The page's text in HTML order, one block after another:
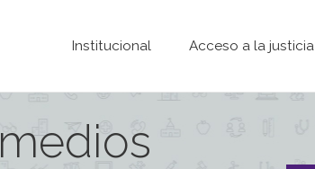
Institucional Acceso a la justicia